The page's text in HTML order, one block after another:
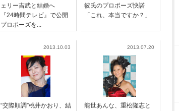
ェリー吉武と結婚へ
『24時間テレビ』で公開
プロポーズを...
彼氏のプロポーズ快諾
「これ、本当ですか？」
2013.10.03
“交際順調”桃井かおり、結
2013.07.20
能世あんな、重松隆志と